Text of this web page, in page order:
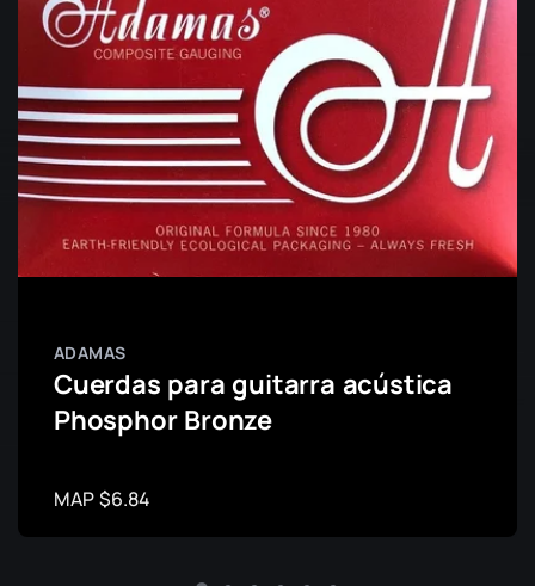
ADAMAS
Cuerdas para guitarra acústica
Phosphor Bronze
MAP $6.84